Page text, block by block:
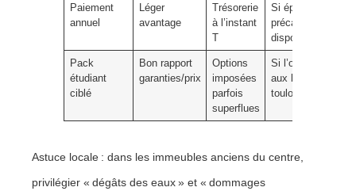
Paiement
annuel
Léger
avantage
Trésorerie
à l’instant
T
Si épargne de
précaution
disponible.
Pack
étudiant
ciblé
Bon rapport
garanties/prix
Options
imposées
parfois
superflues
Si l’offre colle
aux besoins
toulousains.
Astuce locale : dans les immeubles anciens du centre,
privilégier « dégâts des eaux » et « dommages